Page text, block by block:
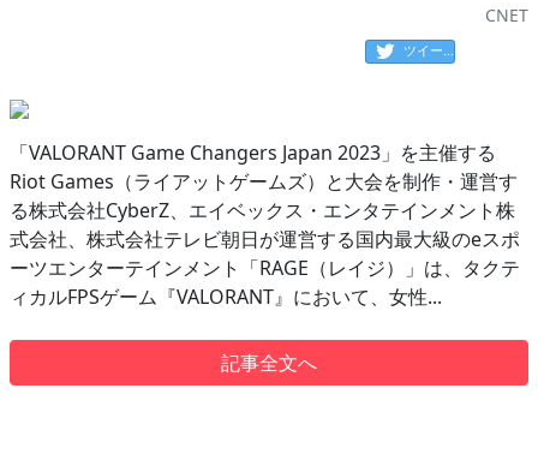
CNET
ツイート
「VALORANT Game Changers Japan 2023」を主催する
Riot Games（ライアットゲームズ）と大会を制作・運営す
る株式会社CyberZ、エイベックス・エンタテインメント株
式会社、株式会社テレビ朝日が運営する国内最大級のeスポ
ーツエンターテインメント「RAGE（レイジ）」は、タクテ
ィカルFPSゲーム『VALORANT』において、女性...
記事全文へ